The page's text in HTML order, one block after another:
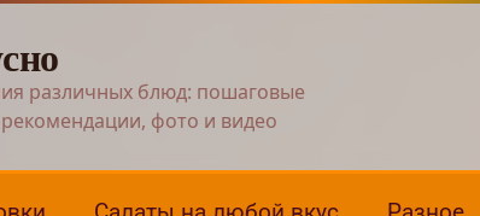
различных блюд: пошаговые
фото и видео